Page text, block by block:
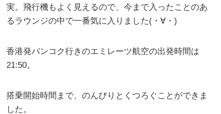
実。飛行機もよく見えるので、今まで入ったことのあ
るラウンジの中で一番気に入りました(・∀・)
香港発バンコク行きのエミレーツ航空の出発時間は
21:50。
搭乗開始時間まで、のんびりとくつろぐことができま
した。